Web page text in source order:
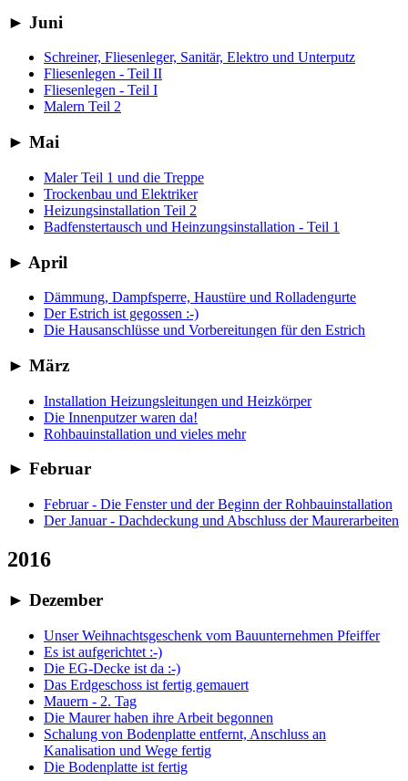
► Juni
Schreiner, Fliesenleger, Sanitär, Elektro und Unterputz
Fliesenlegen - Teil II
Fliesenlegen - Teil I
Malern Teil 2
► Mai
Maler Teil 1 und die Treppe
Trockenbau und Elektriker
Heizungsinstallation Teil 2
Badfenstertausch und Heinzungsinstallation - Teil 1
► April
Dämmung, Dampfsperre, Haustüre und Rolladengurte
Der Estrich ist gegossen :-)
Die Hausanschlüsse und Vorbereitungen für den Estrich
► März
Installation Heizungsleitungen und Heizkörper
Die Innenputzer waren da!
Rohbauinstallation und vieles mehr
► Februar
Februar - Die Fenster und der Beginn der Rohbauinstallation
Der Januar - Dachdeckung und Abschluss der Maurerarbeiten
2016
► Dezember
Unser Weihnachtsgeschenk vom Bauunternehmen Pfeiffer
Es ist aufgerichtet :-)
Die EG-Decke ist da :-)
Das Erdgeschoss ist fertig gemauert
Mauern - 2. Tag
Die Maurer haben ihre Arbeit begonnen
Schalung von Bodenplatte entfernt, Anschluss an
Kanalisation und Wege fertig
Die Bodenplatte ist fertig